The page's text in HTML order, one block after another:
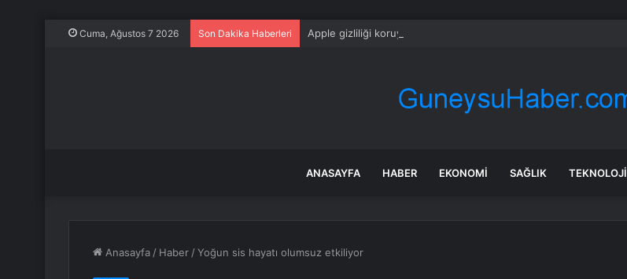
Cuma, Ağustos 7 2026 Son Dakika Haberleri Apple gizliliği koruyamıyor: iCloud+ özelliğinde yeni açık!
ANASAYFA HABER EKONOMI SAĞLIK TEKNOLOJI
Anasayfa / Haber /Yoğun sis hayatı olumsuz etkiliyor